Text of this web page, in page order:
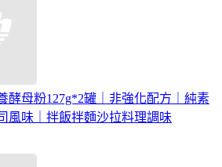
酵母粉127g*2罐｜非強化配方｜純素
風味｜拌飯拌麵沙拉料理調味